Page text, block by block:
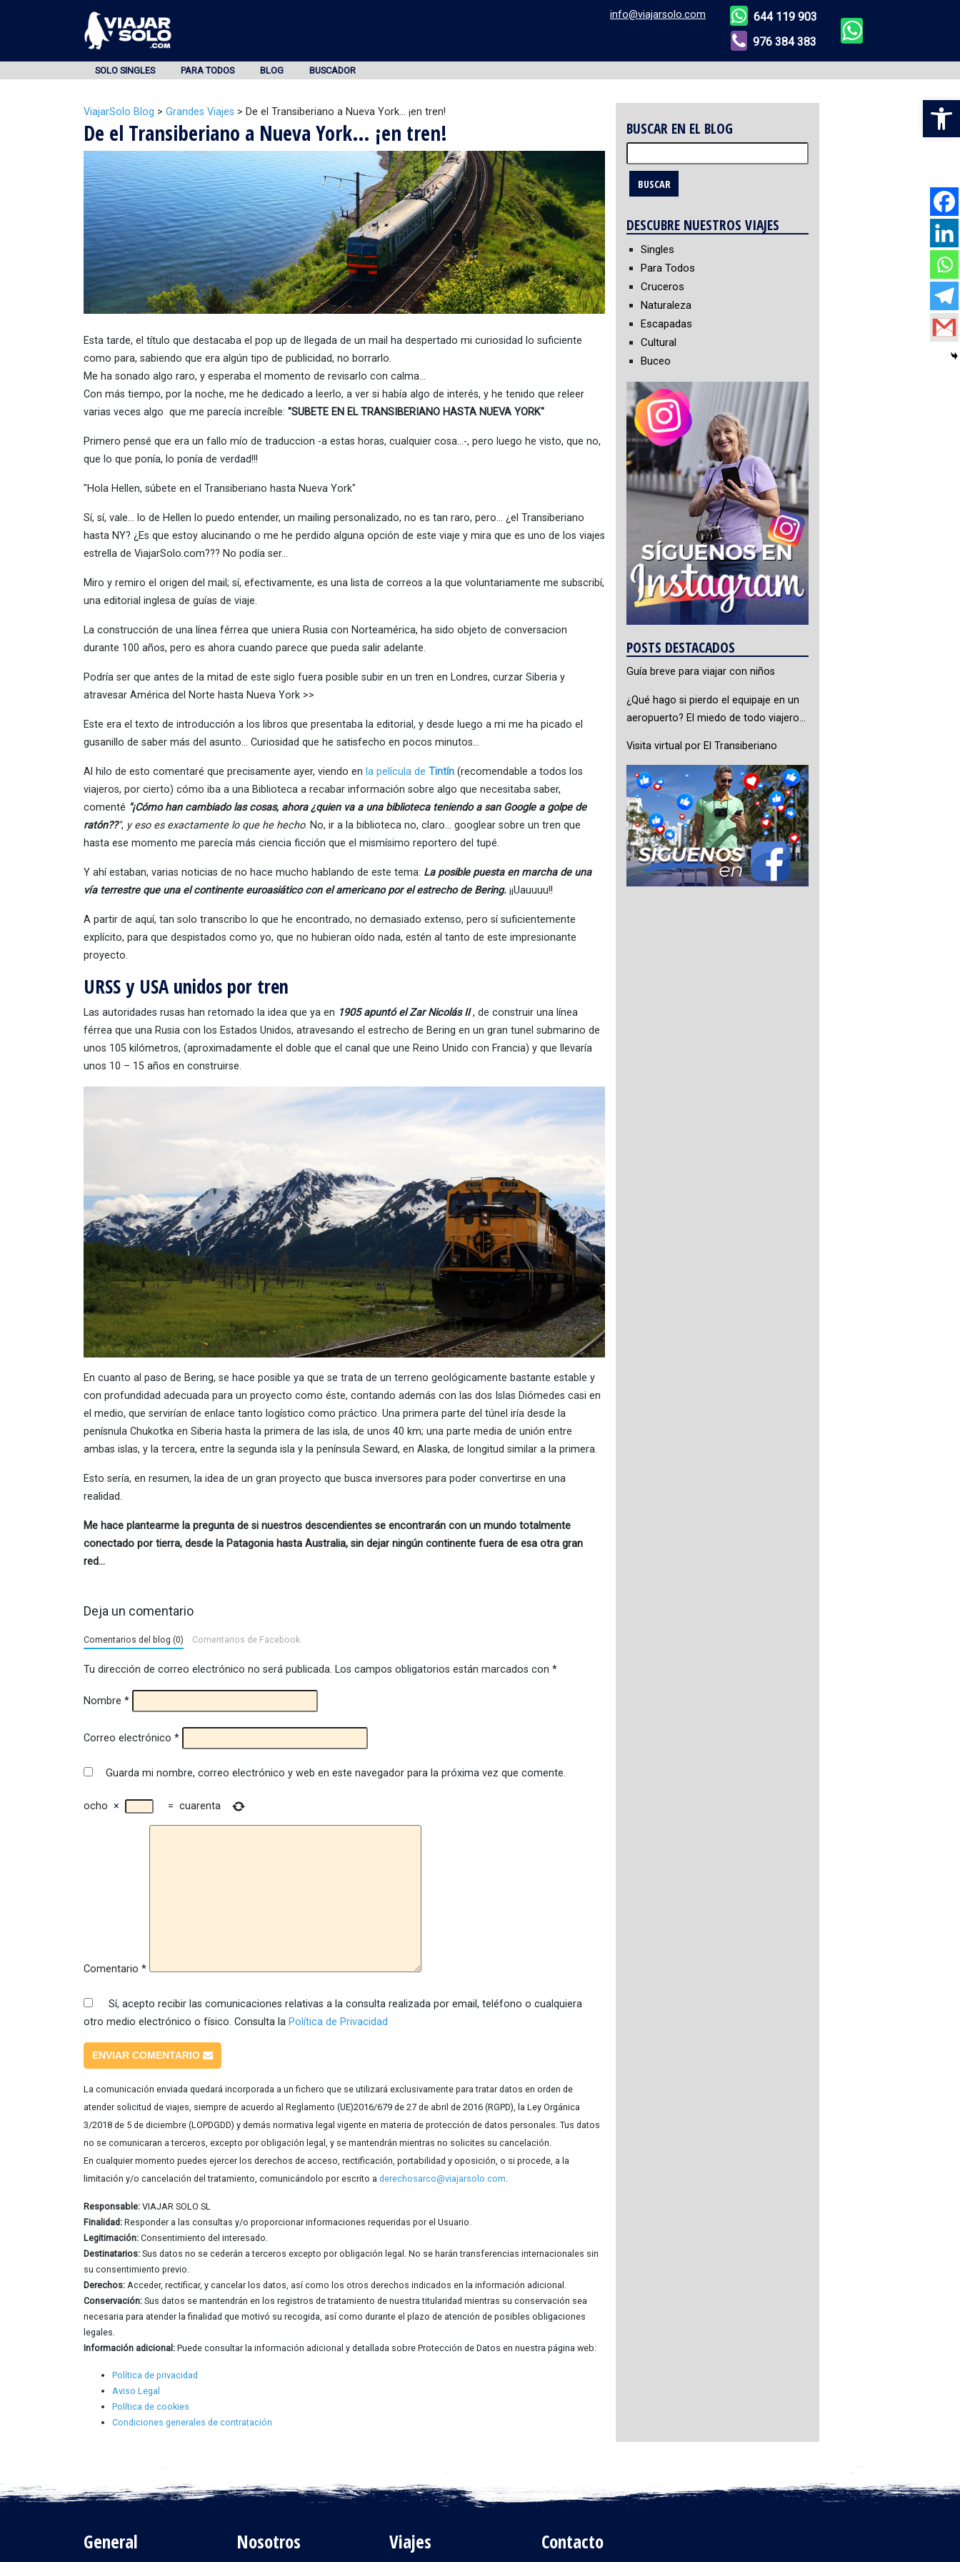
info@viajarsolo.com
644 119 903
976 384 383
SOLO SINGLES PARA TODOS BLOG BUSCADOR
ViajarSolo Blog > Grandes Viajes > De el Transiberiano a Nueva York… ¡en tren!
De el Transiberiano a Nueva York… ¡en tren!
Esta tarde, el título que destacaba el pop up de llegada de un mail ha despertado mi curiosidad lo suficiente
como para, sabiendo que era algún tipo de publicidad, no borrarlo.
Me ha sonado algo raro, y esperaba el momento de revisarlo con calma…
Con más tiempo, por la noche, me he dedicado a leerlo, a ver si había algo de interés, y he tenido que releer
varias veces algo que me parecía increíble: "SUBETE EN EL TRANSIBERIANO HASTA NUEVA YORK"
Primero pensé que era un fallo mío de traduccion -a estas horas, cualquier cosa…-, pero luego he visto, que no,
que lo que ponía, lo ponía de verdad!!!
"Hola Hellen, súbete en el Transiberiano hasta Nueva York"
Sí, sí, vale… lo de Hellen lo puedo entender, un mailing personalizado, no es tan raro, pero… ¿el Transiberiano
hasta NY? ¿Es que estoy alucinando o me he perdido alguna opción de este viaje y mira que es uno de los viajes
estrella de ViajarSolo.com??? No podía ser…
Miro y remiro el origen del mail; sí, efectivamente, es una lista de correos a la que voluntariamente me subscribí,
una editorial inglesa de guías de viaje.
La construcción de una línea férrea que uniera Rusia con Norteamérica, ha sido objeto de conversacion
durante 100 años, pero es ahora cuando parece que pueda salir adelante.
Podría ser que antes de la mitad de este siglo fuera posible subir en un tren en Londres, curzar Siberia y
atravesar América del Norte hasta Nueva York >>
Este era el texto de introducción a los libros que presentaba la editorial, y desde luego a mi me ha picado el
gusanillo de saber más del asunto… Curiosidad que he satisfecho en pocos minutos…
Al hilo de esto comentaré que precisamente ayer, viendo en la película de Tintín (recomendable a todos los
viajeros, por cierto) cómo iba a una Biblioteca a recabar información sobre algo que necesitaba saber,
comenté "¡Cómo han cambiado las cosas, ahora ¿quien va a una biblioteca teniendo a san Google a golpe de
ratón??", y eso es exactamente lo que he hecho. No, ir a la biblioteca no, claro… googlear sobre un tren que
hasta ese momento me parecía más ciencia ficción que el mismísimo reportero del tupé.
Y ahí estaban, varias noticias de no hace mucho hablando de este tema: La posible puesta en marcha de una
vía terrestre que una el continente euroasiático con el americano por el estrecho de Bering. ¡¡Uauuuu!!
A partir de aquí, tan solo transcribo lo que he encontrado, no demasiado extenso, pero sí suficientemente
explícito, para que despistados como yo, que no hubieran oído nada, estén al tanto de este impresionante
proyecto.
URSS y USA unidos por tren
Las autoridades rusas han retomado la idea que ya en 1905 apuntó el Zar Nicolás II, de construir una línea
férrea que una Rusia con los Estados Unidos, atravesando el estrecho de Bering en un gran tunel submarino de
unos 105 kilómetros, (aproximadamente el doble que el canal que une Reino Unido con Francia) y que llevaría
unos 10 – 15 años en construirse.
En cuanto al paso de Bering, se hace posible ya que se trata de un terreno geológicamente bastante estable y
con profundidad adecuada para un proyecto como éste, contando además con las dos Islas Diómedes casi en
el medio, que servirían de enlace tanto logístico como práctico. Una primera parte del túnel iría desde la
penísnula Chukotka en Siberia hasta la primera de las isla, de unos 40 km; una parte media de unión entre
ambas islas, y la tercera, entre la segunda isla y la península Seward, en Alaska, de longitud similar a la primera.
Esto sería, en resumen, la idea de un gran proyecto que busca inversores para poder convertirse en una
realidad.
Me hace plantearme la pregunta de si nuestros descendientes se encontrarán con un mundo totalmente
conectado por tierra, desde la Patagonia hasta Australia, sin dejar ningún continente fuera de esa otra gran
red…
Deja un comentario
Comentarios del blog (0) Comentarios de Facebook
Tu dirección de correo electrónico no será publicada. Los campos obligatorios están marcados con *
Nombre *
Correo electrónico *
Guarda mi nombre, correo electrónico y web en este navegador para la próxima vez que comente.
ocho × = cuarenta
Comentario *
Sí, acepto recibir las comunicaciones relativas a la consulta realizada por email, teléfono o cualquiera
otro medio electrónico o físico. Consulta la Política de Privacidad
ENVIAR COMENTARIO
La comunicación enviada quedará incorporada a un fichero que se utilizará exclusivamente para tratar datos en orden de
atender solicitud de viajes, siempre de acuerdo al Reglamento (UE)2016/679 de 27 de abril de 2016 (RGPD), la Ley Orgánica
3/2018 de 5 de diciembre (LOPDGDD) y demás normativa legal vigente en materia de protección de datos personales. Tus datos
no se comunicaran a terceros, excepto por obligación legal, y se mantendrán mientras no solicites su cancelación.
En cualquier momento puedes ejercer los derechos de acceso, rectificación, portabilidad y oposición, o si procede, a la
limitación y/o cancelación del tratamiento, comunicándolo por escrito a derechosarco@viajarsolo.com.
Responsable: VIAJAR SOLO SL
Finalidad: Responder a las consultas y/o proporcionar informaciones requeridas por el Usuario.
Legitimación: Consentimiento del interesado.
Destinatarios: Sus datos no se cederán a terceros excepto por obligación legal. No se harán transferencias internacionales sin
su consentimiento previo.
Derechos: Acceder, rectificar, y cancelar los datos, así como los otros derechos indicados en la información adicional.
Conservación: Sus datos se mantendrán en los registros de tratamiento de nuestra titularidad mientras su conservación sea
necesaria para atender la finalidad que motivó su recogida, así como durante el plazo de atención de posibles obligaciones
legales.
Información adicional: Puede consultar la información adicional y detallada sobre Protección de Datos en nuestra página web:
Política de privacidad
Aviso Legal
Política de cookies
Condiciones generales de contratación
BUSCAR EN EL BLOG
DESCUBRE NUESTROS VIAJES
Singles
Para Todos
Cruceros
Naturaleza
Escapadas
Cultural
Buceo
POSTS DESTACADOS
Guía breve para viajar con niños
¿Qué hago si pierdo el equipaje en un
aeropuerto? El miedo de todo viajero…
Visita virtual por El Transiberiano
General Nosotros Viajes Contacto